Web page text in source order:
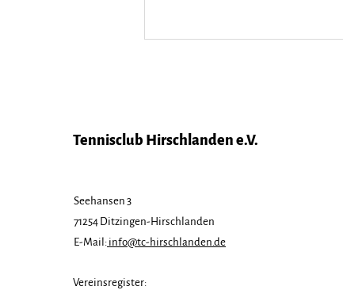
Talentiade-Turnier
Tennisclub Hirschlanden e.V.
Seehansen 3
71254 Ditzingen-Hirschlanden
E-Mail: info@tc-hirschlanden.de
Vereinsregister: